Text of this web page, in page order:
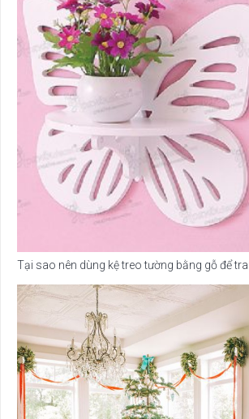
Tại sao nên dùng kệ treo tường bằng gỗ để